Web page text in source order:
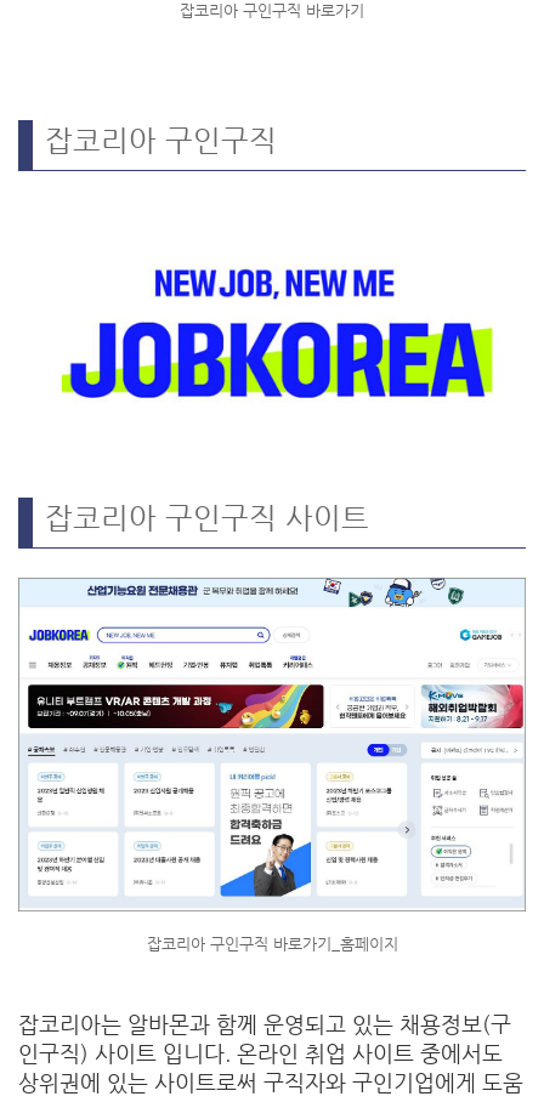
잡코리아 구인구직 바로가기
잡코리아 구인구직
잡코리아 구인구직 사이트
잡코리아 구인구직 바로가기_홈페이지
잡코리아는 알바몬과 함께 운영되고 있는 채용정보(구
인구직) 사이트 입니다. 온라인 취업 사이트 중에서도
상위권에 있는 사이트로써 구직자와 구인기업에게 도움